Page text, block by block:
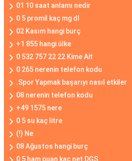
01 10 saat anlamı nedir
0 5 promil kaç mg dl
02 Kasım hangi burç
+1 855 hangi ülke
0 532 757 22 22 Kime Ait
0 265 nerenin telefon kodu
.Spor Yapmak başarıyı nasıl etkiler
08 nerenin telefon kodu
+49 1575 nere
0 5 su kaç litre
(!) Ne
08 Ağustos hangi burç
0 5 ham puan kaç net DGS